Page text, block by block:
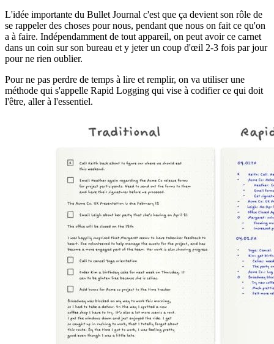
L'idée importante du Bullet Journal c'est que ça devient son rôle de
se rappeler des choses pour nous, pendant que nous on fait ce qu'on
a à faire. Indépendamment de tout appareil, on peut avoir ce carnet
dans un coin sur son bureau et y jeter un coup d'œil 2-3 fois par jour
pour ne rien oublier.
Pour ne pas perdre de temps à lire et remplir, on va utiliser une
méthode qui s'appelle Rapid Logging qui vise à codifier ce qui doit
l'être, aller à l'essentiel.